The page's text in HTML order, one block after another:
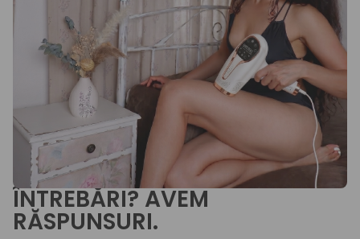
ÎNTREBĂRI? AVEM
RĂSPUNSURI.